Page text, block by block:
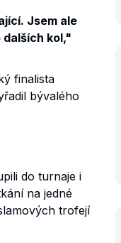
Jsem ale
dalších kol,"
finalista
bývalého
do turnaje i
na jedné
trofejí